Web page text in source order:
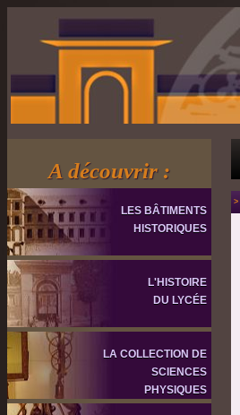
A découvrir :
LES BÂTIMENTS
HISTORIQUES
L'HISTOIRE
DU LYCÉE
LA COLLECTION DE
SCIENCES
PHYSIQUES
>